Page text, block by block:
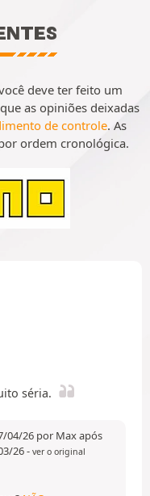
deve ter feito um
as opiniões deixadas
de controle. As
ordem cronológica.
séria.
04/26 por Max após
26- ver o original